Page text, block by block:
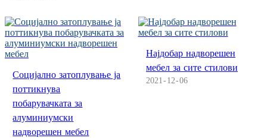
Hausa
Română
Kiswahili
Социјално затоплување ја
поттикнува
побарувачката за
алуминиумски
надворешен мебел
Најдобар надворешен
мебел за сите стилови
2021 12 06